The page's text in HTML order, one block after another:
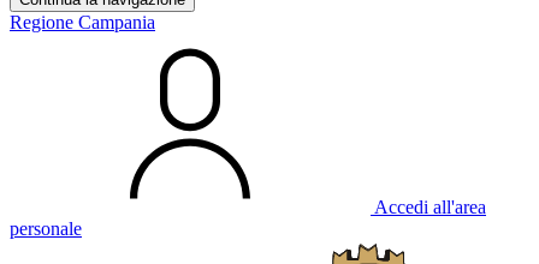
Regione Campania
Accedi all'area
personale